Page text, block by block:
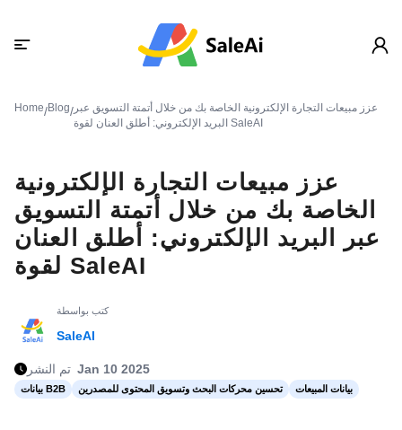
Home/Blog/ عزز مبيعات التجارة الإلكترونية الخاصة بك من خلال أتمتة التسويق عبر
البريد الإلكتروني: أطلق العنان لقوة SaleAI
عزز مبيعات التجارة الإلكترونية
الخاصة بك من خلال أتمتة التسويق
عبر البريد الإلكتروني: أطلق العنان
لقوة SaleAI
كتب بواسطة
SaleAI
تم النشر Jan 10 2025
بيانات B2B تحسين محركات البحث وتسويق المحتوى للمصدرين بيانات المبيعات